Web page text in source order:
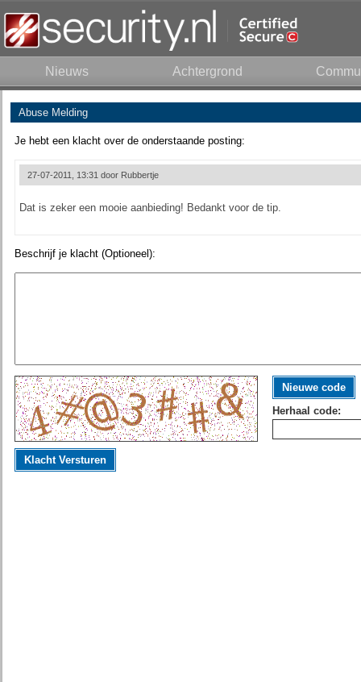
Nieuws Achtergrond
Abuse Melding
Je hebt een klacht over de onderstaande posting:
27-07-2011, 13:31 door Rubbertje
Dat is zeker een mooie aanbieding! Bedankt voor de tip.
Beschrijf je klacht (Optioneel):
Nieuwe code
Herhaal code:
Klacht Versturen